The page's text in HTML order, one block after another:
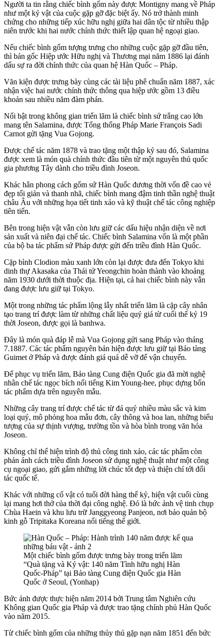
Người ta tin rằng chiếc bình gốm này được Montigny mang về Pháp
như một kỷ vật của cuộc gặp gỡ đặc biệt ấy. Nó trở thành minh
chứng cho những tiếp xúc hữu nghị giữa hai dân tộc từ nhiều thập
niên trước khi hai nước chính thức thiết lập quan hệ ngoại giao.
Nếu chiếc bình gốm tượng trưng cho những cuộc gặp gỡ đầu tiên,
thì bản gốc Hiệp ước Hữu nghị và Thương mại năm 1886 lại đánh
dấu sự ra đời chính thức của quan hệ Hàn Quốc – Pháp.
Văn kiện được trưng bày cùng các tài liệu phê chuẩn năm 1887, xác
nhận việc hai nước chính thức thông qua hiệp ước gồm 13 điều
khoản sau nhiều năm đàm phán.
Nổi bật trong không gian triển lãm là chiếc bình sứ trắng cao lớn
mang tên Salamina, được Tổng thống Pháp Marie François Sadi
Carnot gửi tặng Vua Gojong.
Được chế tác năm 1878 và trao tặng một thập kỷ sau đó, Salamina
được xem là món quà chính thức đầu tiên từ một nguyên thủ quốc
gia phương Tây dành cho triều đình Joseon.
Khác hẳn phong cách gốm sứ Hàn Quốc đương thời vốn đề cao vẻ
đẹp tối giản và thanh nhã, chiếc bình mang đậm tinh thần nghệ thuật
châu Âu với những họa tiết tinh xảo và kỹ thuật chế tác công nghiệp
tiên tiến.
Bên trong hiện vật vẫn còn lưu giữ các dấu hiệu nhận diện về nơi
sản xuất và niên đại chế tác. Chiếc bình Salamina vốn là một phần
của bộ ba tác phẩm sứ Pháp được gửi đến triều đình Hàn Quốc.
Cặp bình Clodion màu xanh lớn còn lại được đưa đến Tokyo khi
dinh thự Akasaka của Thái tử Yeongchin hoàn thành vào khoảng
năm 1930 dưới thời thuộc địa. Hiện tại, cả hai chiếc bình này vẫn
đang được lưu giữ tại Tokyo.
Một trong những tác phẩm lộng lẫy nhất triển lãm là cặp cây nhân
tạo trang trí được làm từ những chất liệu quý giá từ cuối thế kỷ 19
thời Joseon, được gọi là banhwa.
Đây là món quà đáp lễ mà Vua Gojong gửi sang Pháp vào tháng
7.1887. Các tác phẩm nguyên bản hiện được lưu giữ tại Bảo tàng
Guimet ở Pháp và được đánh giá quá dễ vỡ để vận chuyển.
Để phục vụ triển lãm, Bảo tàng Cung điện Quốc gia đã mời nghệ
nhân chế tác ngọc bích nổi tiếng Kim Young-hee, phục dựng bốn
tác phẩm dựa trên nguyên mẫu.
Những cây trang trí được chế tác từ đá quý nhiều màu sắc và kim
loại quý, mô phỏng hoa mẫu đơn, cây thông và hoa lan, những biểu
tượng của sự thịnh vượng, trường tồn và hòa bình trong văn hóa
Joseon.
Không chỉ thể hiện trình độ thủ công tinh xảo, các tác phẩm còn
phản ánh cách triều đình Joseon sử dụng nghệ thuật như một công
cụ ngoại giao, gửi gắm những lời chúc tốt đẹp và thiện chí tới đối
tác quốc tế.
Khác với những cổ vật có tuổi đời hàng thế kỷ, hiện vật cuối cùng
lại mang hơi thở của thời đại công nghệ. Đó là bức ảnh vệ tinh chụp
Chùa Haein và khu lưu trữ Janggyeong Panjeon, nơi bảo quản bộ
kinh gỗ Tripitaka Koreana nổi tiếng thế giới.
Một chiếc bình gốm được trưng bày trong triển lãm
“Quà tặng và Kỷ vật: 140 năm Tình hữu nghị Hàn
Quốc-Pháp” tại Bảo tàng Cung điện Quốc gia Hàn
Quốc ở Seoul, (Yonhap)
Bức ảnh được thực hiện năm 2014 bởi Trung tâm Nghiên cứu
Không gian Quốc gia Pháp và được trao tặng chính phủ Hàn Quốc
vào năm 2015.
Từ chiếc bình gốm của những thủy thủ gặp nạn năm 1851 đến bức